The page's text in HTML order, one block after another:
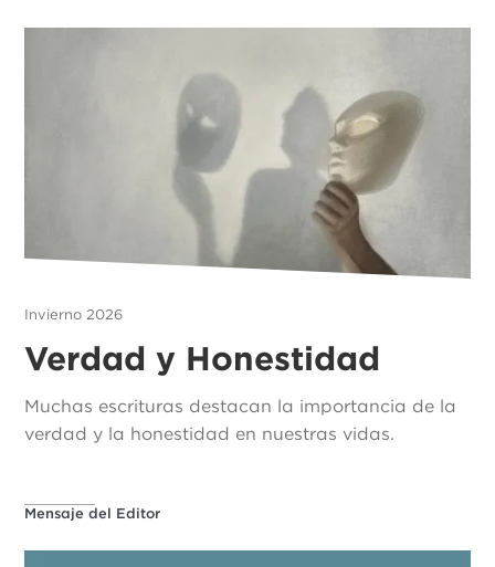
Invierno 2026
Verdad y Honestidad
Muchas escrituras destacan la importancia de la
verdad y la honestidad en nuestras vidas.
Mensaje del Editor